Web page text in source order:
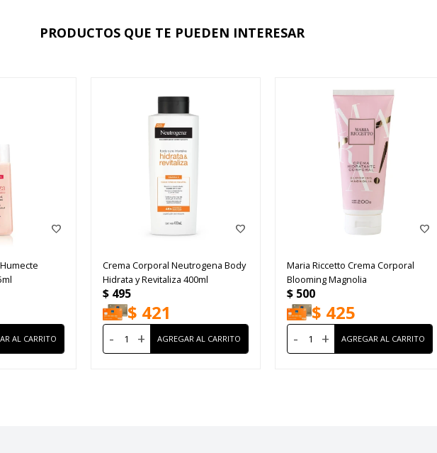
PRODUCTOS QUE TE PUEDEN INTERESAR
Crema Corporal Neutrogena Body
Hidrata y Revitaliza 400ml
$ 495
$ 421
- +
Maria Riccetto Crema Corporal
Blooming Magnolia
$ 500
$ 425
- +